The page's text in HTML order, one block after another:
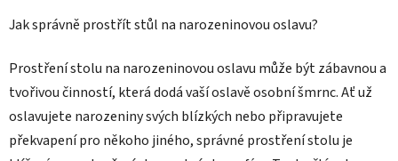
Jak správně prostřít stůl na narozeninovou oslavu?
Prostření stolu na narozeninovou oslavu může být zábavnou a
tvořivou činností, která dodá vaší oslavě osobní šmrnc. Ať už
oslavujete narozeniny svých blízkých nebo připravujete
překvapení pro někoho jiného, správné prostření stolu je